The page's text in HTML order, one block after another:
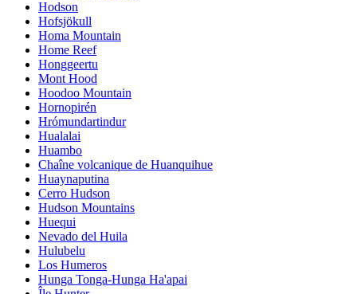
Hodson
Hofsjökull
Homa Mountain
Home Reef
Honggeertu
Mont Hood
Hoodoo Mountain
Hornopirén
Hrómundartindur
Hualalai
Huambo
Chaîne volcanique de Huanquihue
Huaynaputina
Cerro Hudson
Hudson Mountains
Huequi
Nevado del Huila
Hulubelu
Los Humeros
Hunga Tonga-Hunga Ha'apai